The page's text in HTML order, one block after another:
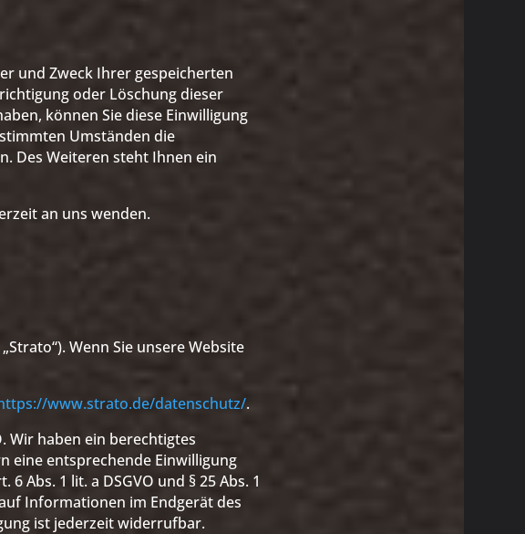
und Zweck Ihrer gespeicherten
oder Löschung dieser
können Sie diese Einwilligung
Umständen die
Des Weiteren steht Ihnen ein
an uns wenden.
Wenn Sie unsere Website
www.strato.de/datenschutz/.
Wir haben ein berechtigtes
eine entsprechende Einwilligung
Abs. 1 lit. a DSGVO und § 25 Abs. 1
Informationen im Endgerät des
ist jederzeit widerrufbar.